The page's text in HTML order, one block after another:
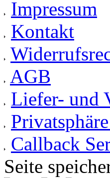
Impressum
Kontakt
AGB
Liefer- und
Callback
Seite